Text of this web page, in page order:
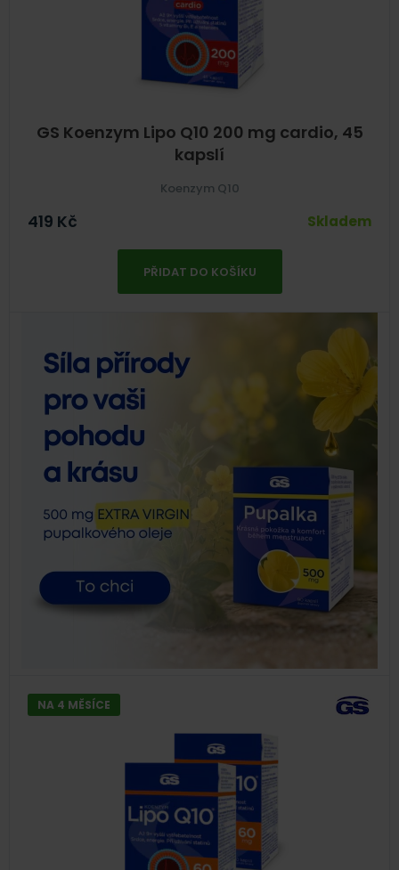
GS Koenzym Lipo Q10 200 mg cardio, 45
kapslí
Koenzym Q10
419 Kč Skladem
PŘIDAT DO KOŠÍKU
NA 4 MĚSÍCE